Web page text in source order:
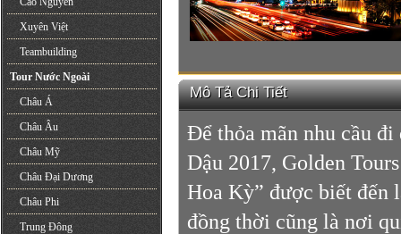
Xuyên Việt
Teambuilding
Tour Nước Ngoài
Châu Á
Châu Âu
Châu Mỹ
Châu Đại Dương
Châu Phi
Trung Đông
Mô Tả Chi Tiết
Để thỏa mãn nhu cầu
Dậu 2017, Golden
Hoa Kỳ” được biết đến
đồng thời cũng là nơi